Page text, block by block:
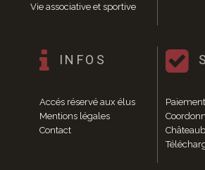
Jardins familiaux
Règlementation accessibilité
Associations d’aide aux
Vie pratique
Vie associative et sportive
INFOS
Accés réservé aux élus
Mentions légales
Contact